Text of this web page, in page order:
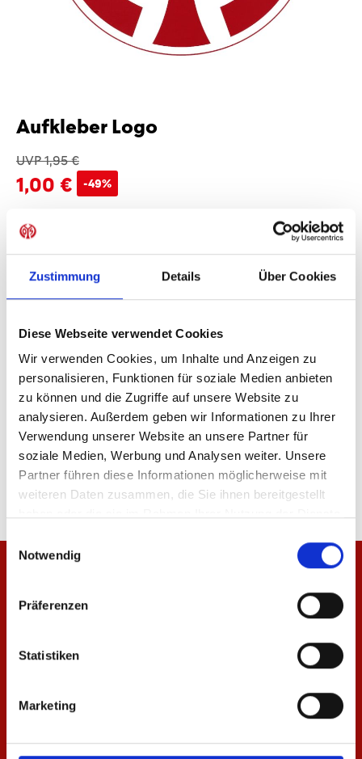
Zustimmung Details Über Cookies
Diese Webseite verwendet Cookies
Wir verwenden Cookies, um Inhalte und Anzeigen zu
personalisieren, Funktionen für soziale Medien anbieten
zu können und die Zugriffe auf unsere Website zu
analysieren. Außerdem geben wir Informationen zu Ihrer
Verwendung unserer Website an unsere Partner für
soziale Medien, Werbung und Analysen weiter. Unsere
Partner führen diese Informationen möglicherweise mit
weiteren Daten zusammen, die Sie ihnen bereitgestellt
Einwilligungsauswahl
Notwendig
Präferenzen
Statistiken
Marketing
Aufkleber Logo
UVP 1,95 €
1,00 € -49%
Produkt Anzahl: Gib den gewünschten
Sofort verfügbar, Lieferzeit: 1-3 Tage
IN DEN WARENKORB
Produktdetails